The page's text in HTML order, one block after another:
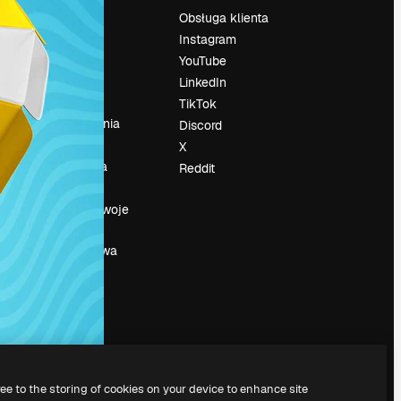
O nas
Reviews
Kariera
Trendy
wyszukiwania
Wydarzenia
Sprzedaj swoje
Sala prasowa
Obsługa klienta
Instagram
YouTube
LinkedIn
TikTok
Discord
X
Reddit
to the storing of cookies on your device to enhance site